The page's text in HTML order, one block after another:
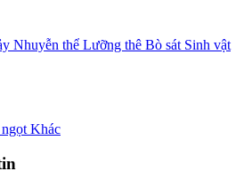
Nhuyễn thể Lưỡng thê Bò sát Sinh vật
Khác